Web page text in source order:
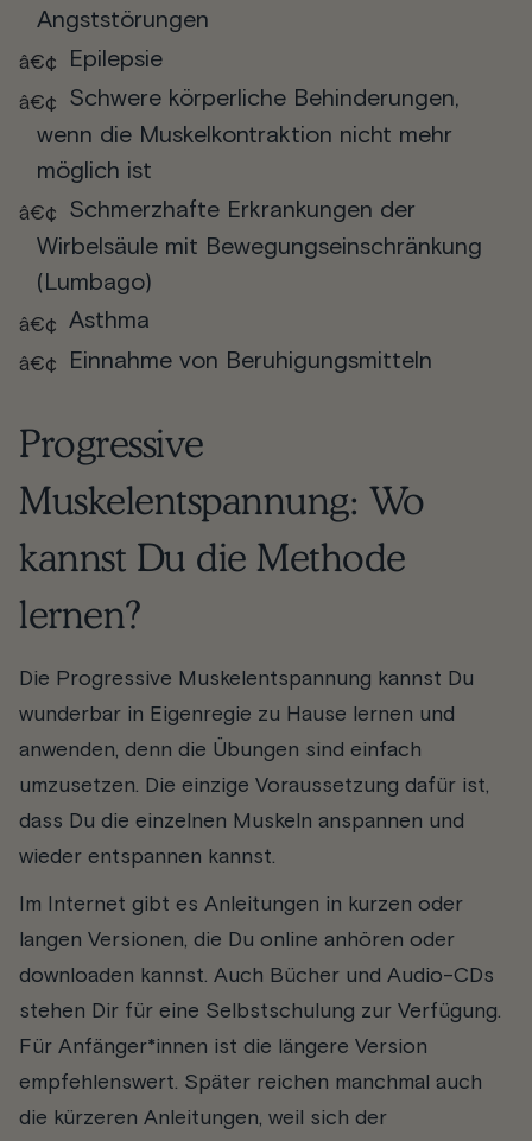
Angststörungen
Epilepsie
Schwere körperliche Behinderungen,
wenn die Muskelkontraktion nicht mehr
möglich ist
Schmerzhafte Erkrankungen der
Wirbelsäule mit Bewegungseinschränkung
(Lumbago)
Asthma
Einnahme von Beruhigungsmitteln
Progressive
Muskelentspannung: Wo
kannst Du die Methode
lernen?
Die Progressive Muskelentspannung kannst Du
wunderbar in Eigenregie zu Hause lernen und
anwenden, denn die Übungen sind einfach
umzusetzen. Die einzige Voraussetzung dafür ist,
dass Du die einzelnen Muskeln anspannen und
wieder entspannen kannst.
Im Internet gibt es Anleitungen in kurzen oder
langen Versionen, die Du online anhören oder
downloaden kannst. Auch Bücher und Audio-CDs
stehen Dir für eine Selbstschulung zur Verfügung.
Für Anfänger*innen ist die längere Version
empfehlenswert. Später reichen manchmal auch
die kürzeren Anleitungen, weil sich der